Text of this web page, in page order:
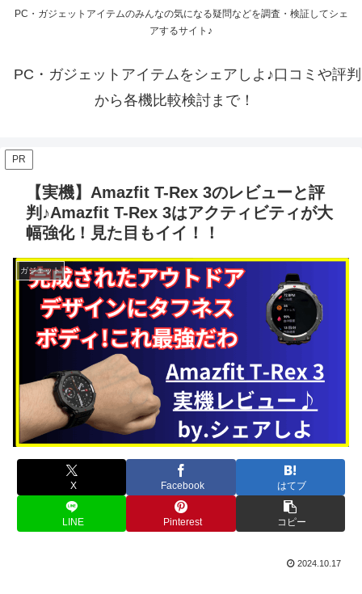
PC・ガジェットアイテムのみんなの気になる疑問などを調査・検証してシェ
アするサイト♪
PC・ガジェットアイテムをシェアしよ♪口コミや評判
から各機比較検討まで！
PR
【実機】Amazfit T-Rex 3のレビューと評
判♪Amazfit T-Rex 3はアクティビティが大
幅強化！見た目もイイ！！
ガジェット
X Facebook はてブ
LINE Pinterest コピー
2024.10.17